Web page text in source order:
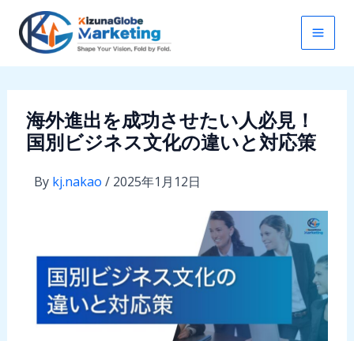
キ
海外進出を成功させたい人必見！
国別ビジネス文化の違いと対応策
By kj.nakao / 2025年1月12日